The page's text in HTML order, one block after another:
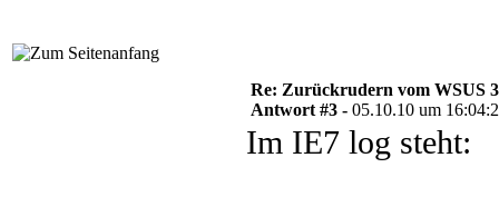
Re: Zurückrudern vom WSUS
Antwort #3 - 05.10.10 um
Im IE7 log steht: